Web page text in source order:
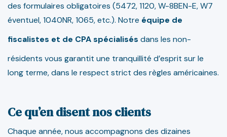
des formulaires obligatoires (5472, 1120, W-8BEN-E, W7
éventuel, 1040NR, 1065, etc.). Notre équipe de
fiscalistes et de CPA spécialisés dans les non-
résidents vous garantit une tranquillité d’esprit sur le
long terme, dans le respect strict des règles américaines.
Ce qu’en disent nos clients
Chaque année, nous accompagnons des dizaines